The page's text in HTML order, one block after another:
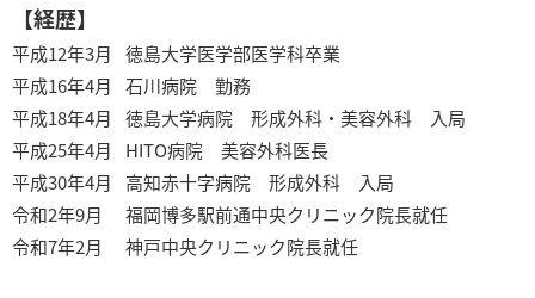
【経歴】
平成12年3月
徳島大学医学部医学科卒業
平成16年4月
石川病院 勤務
平成18年4月
徳島大学病院 形成外科・美容外科 入局
平成25年4月
HITO病院 美容外科医長
平成30年4月
高知赤十字病院 形成外科 入局
令和2年9月
福岡博多駅前通中央クリニック院長就任
令和7年2月
神戸中央クリニック院長就任